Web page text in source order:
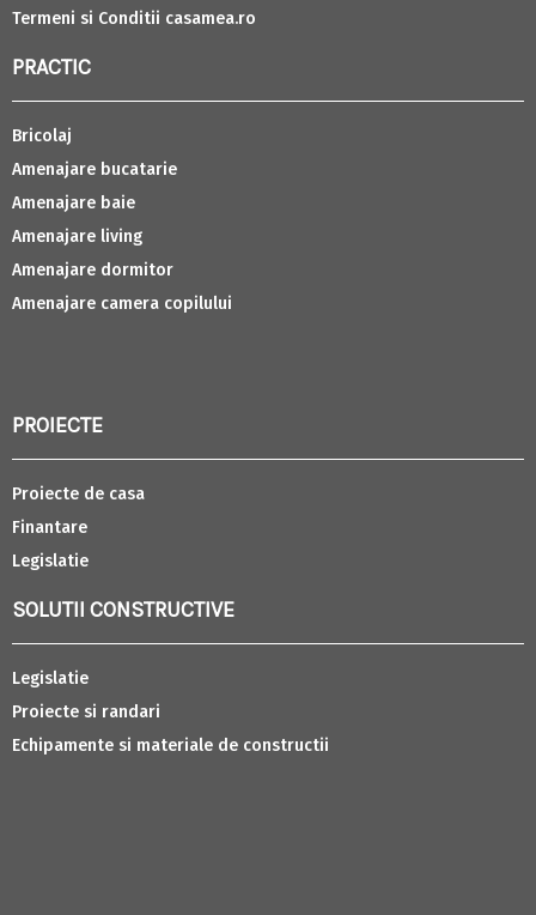
Termeni si Conditii casamea.ro
PRACTIC
Bricolaj
Amenajare bucatarie
Amenajare baie
Amenajare living
Amenajare dormitor
Amenajare camera copilului
PROIECTE
Proiecte de casa
Finantare
Legislatie
SOLUTII CONSTRUCTIVE
Legislatie
Proiecte si randari
Echipamente si materiale de constructii